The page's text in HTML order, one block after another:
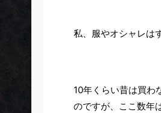
私、服やオシャレは
10年くらい昔は買わ
のですが、ここ数年